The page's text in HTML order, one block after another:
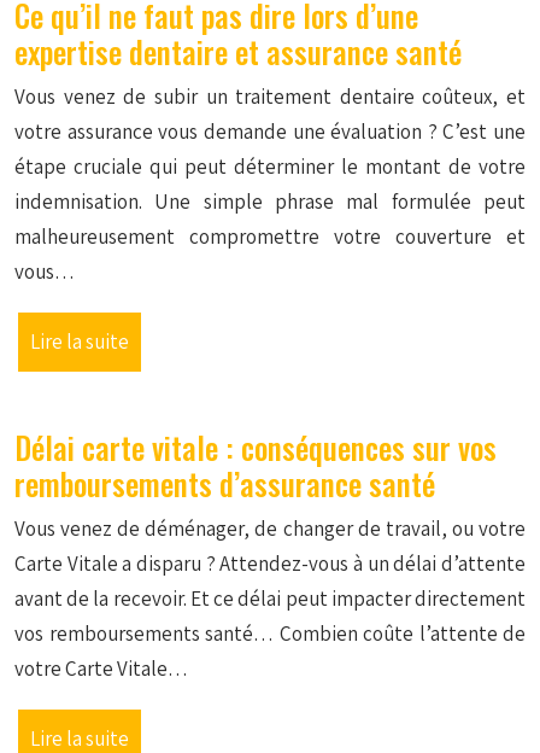
Ce qu’il ne faut pas dire lors d’une
expertise dentaire et assurance santé
Vous venez de subir un traitement dentaire coûteux, et
votre assurance vous demande une évaluation ? C’est une
étape cruciale qui peut déterminer le montant de votre
indemnisation. Une simple phrase mal formulée peut
malheureusement compromettre votre couverture et
vous…
Lire la suite
Délai carte vitale : conséquences sur vos
remboursements d’assurance santé
Vous venez de déménager, de changer de travail, ou votre
Carte Vitale a disparu ? Attendez-vous à un délai d’attente
avant de la recevoir. Et ce délai peut impacter directement
vos remboursements santé… Combien coûte l’attente de
votre Carte Vitale…
Lire la suite